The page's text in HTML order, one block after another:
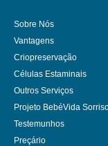
Sobre Nós
Vantagens
Criopreservação
Células Estaminais
Outros Serviços
Projeto BebéVida
Testemunhos
Preçário